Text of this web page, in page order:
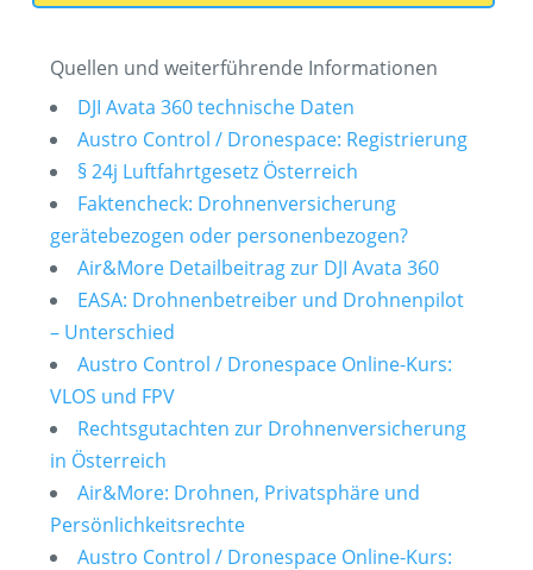
Quellen und weiterführende Informationen
DJI Avata 360 technische Daten
Austro Control / Dronespace: Registrierung
§ 24j Luftfahrtgesetz Österreich
Faktencheck: Drohnenversicherung
gerätebezogen oder personenbezogen?
Air&More Detailbeitrag zur DJI Avata 360
EASA: Drohnenbetreiber und Drohnenpilot
– Unterschied
Austro Control / Dronespace Online-Kurs:
VLOS und FPV
Rechtsgutachten zur Drohnenversicherung
in Österreich
Air&More: Drohnen, Privatsphäre und
Persönlichkeitsrechte
Austro Control / Dronespace Online-Kurs: